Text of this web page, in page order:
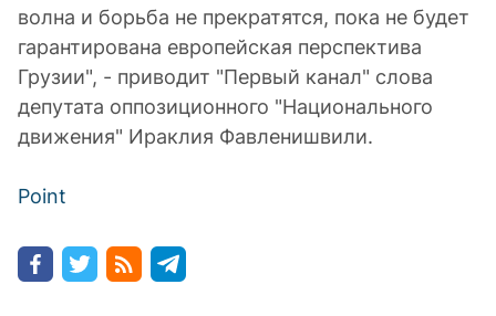
волна и борьба не прекратятся, пока не будет
гарантирована европейская перспектива
Грузии", - приводит "Первый канал" слова
депутата оппозиционного "Национального
движения" Ираклия Фавленишвили.
Point